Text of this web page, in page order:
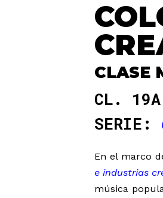
CLASE
CL.
SERIE:
En el marco
e industrias
música